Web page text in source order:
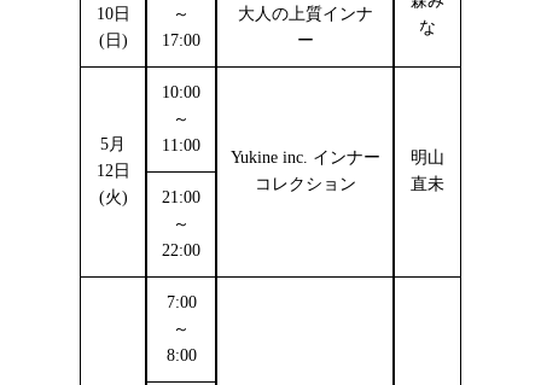
10日
(日)
～
17:00
大人の上質インナ
ー
な
5月
12日
(火)
10:00
～
11:00
Yukine inc. インナー
コレクション
明山
直未
21:00
～
22:00
7:00
～
8:00